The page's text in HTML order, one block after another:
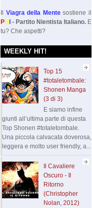
Il Viagra della Mentesostiene il
PNI - Partito Nientista Italiano. E
tu? Che aspetti?
WEEKLY HIT!
Top 15
#totaletombale:
Shonen Manga
(3 di 3)
E siamo infine
giunti all’ultima parte di questa
Top Shonen #totaletombale.
Una piccola calvacata doverosa,
leggera e molto user friendly, a...
Il Cavaliere
Oscuro - Il
Ritorno
(Christopher
Nolan, 2012)